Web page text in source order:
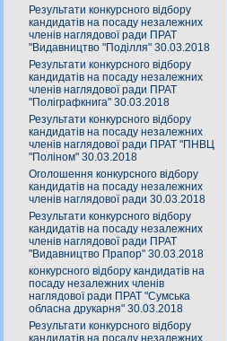
Результати конкурсного відбору
кандидатів на посаду незалежних
членів наглядової ради ПРАТ
"Видавництво "Поділля" 30.03.2018
Результати конкурсного відбору
кандидатів на посаду незалежних
членів наглядової ради ПРАТ
"Поліграфкнига" 30.03.2018
Результати конкурсного відбору
кандидатів на посаду незалежних
членів наглядової ради ПРАТ "ПНВЦ
"Поліном" 30.03.2018
Оголошення конкурсного відбору
кандидатів на посаду незалежних
членів наглядової ради 30.03.2018
Результати конкурсного відбору
кандидатів на посаду незалежних
членів наглядової ради ПРАТ
"Видавництво Прапор" 30.03.2018
конкурсного відбору кандидатів на
посаду незалежних членів
наглядової ради ПРАТ "Сумська
обласна друкарня" 30.03.2018
Результати конкурсного відбору
кандидатів на посаду незалежних